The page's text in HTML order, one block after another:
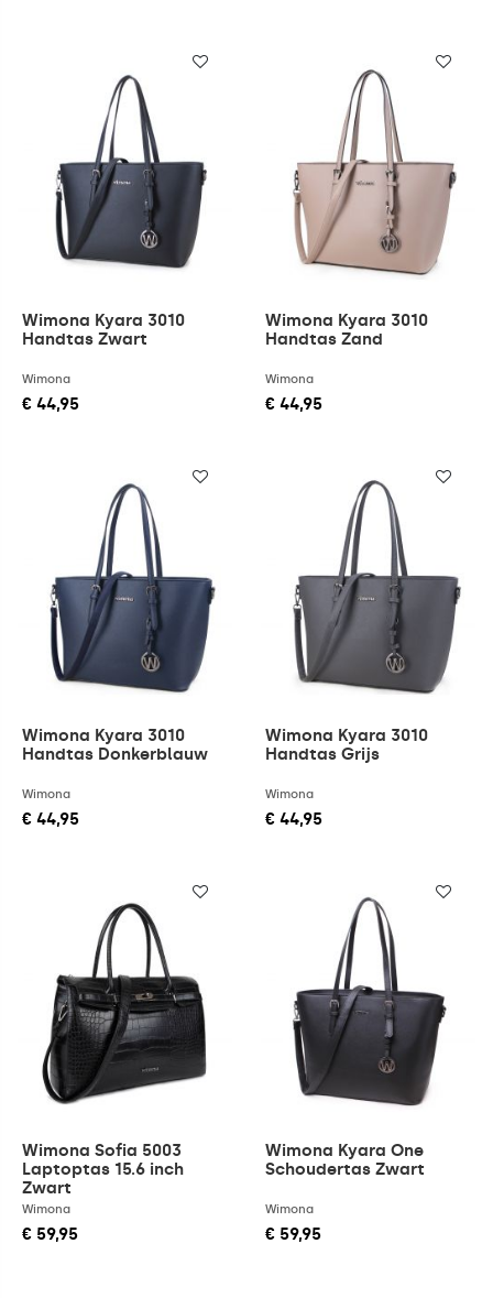
Wimona Kyara 3010
Handtas Zwart
Wimona
€ 44,95
Wimona Kyara 3010
Handtas Zand
Wimona
€ 44,95
Wimona Kyara 3010
Handtas Donkerblauw
Wimona
€ 44,95
Wimona Kyara 3010
Handtas Grijs
Wimona
€ 44,95
Wimona Sofia 5003
Laptoptas 15.6 inch
Zwart
Wimona
€ 59,95
Wimona Kyara One
Schoudertas Zwart
Wimona
€ 59,95